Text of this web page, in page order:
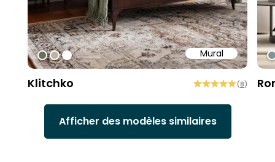
Mural
#6e6d58
#b9b6a6
#ffffff
Klitchko (8)
Afficher des modèles similaires